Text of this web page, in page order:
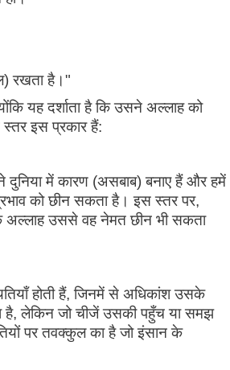
रखता है।"
यह दर्शाता है कि उसने अल्लाह को
इस प्रकार हैं:
में कारण (असबाब) बनाए हैं और हमें
को छीन सकता है। इस स्तर पर,
अल्लाह उससे वह नेमत छीन भी सकता
होती हैं, जिनमें से अधिकांश उसके
है, लेकिन जो चीजें उसकी पहुँच या समझ
पर तवक्कुल का है जो इंसान के